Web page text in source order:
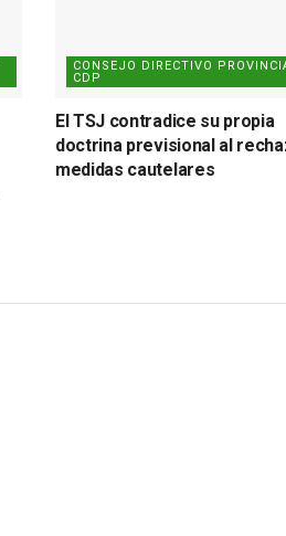
CONSEJO DIRECTIVO
CDP
El TSJ contradice su propia
doctrina previsional al
medidas cautelares